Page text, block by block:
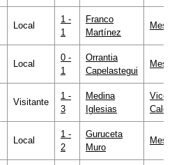
Local
1 -
1
Franco
Martínez
Local
0 -
1
Orrantia
Capelastegui
Visitante
1 -
3
Medina
Iglesias
Local
1 -
2
Guruceta
Muro